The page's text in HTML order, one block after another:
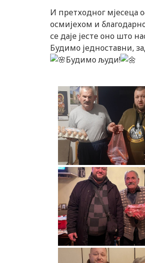
И претходног мјесеца
осмијехом и
се даје јесте оно што
Будимо једноставни,
Будимо људи!